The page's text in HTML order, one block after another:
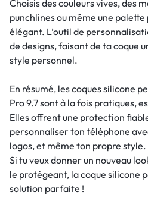
Choisis des couleurs vives, des
punchlines ou même une palette
élégant. L’outil de
de designs, faisant de ta coque
style personnel.
En résumé, les coques silicone
Pro 9.7 sont à la fois pratiques,
Elles offrent une protection
personnaliser ton téléphone
logos, et même ton propre style.
Si tu veux donner un nouveau
le protégeant, la coque silicone
solution parfaite !